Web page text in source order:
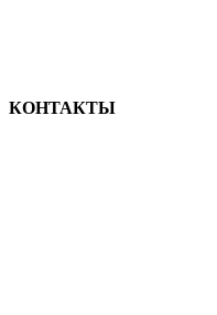
КОНТАКТЫ